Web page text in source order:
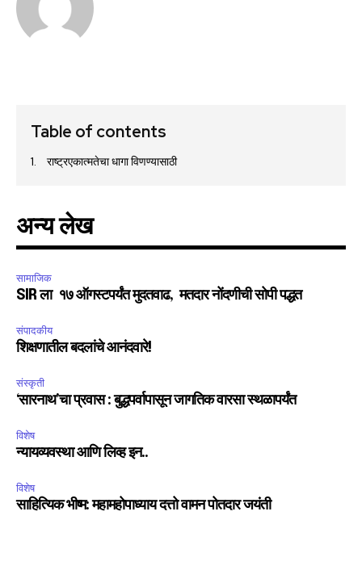
Table of contents
राष्ट्रएकात्मतेचा धागा विणण्यासाठी
अन्य लेख
सामाजिक
SIR ला १७ ऑगस्टपर्यंत मुदतवाढ, मतदार नोंदणीची सोपी पद्धत
संपादकीय
शिक्षणातील बदलांचे आनंदवारे!
संस्कृती
‘सारनाथ’चा प्रवास : बुद्धपर्वापासून जागतिक वारसा स्थळापर्यंत
विशेष
न्यायव्यवस्था आणि लिव्ह इन..
विशेष
साहित्यिक भीष्म: महामहोपाध्याय दत्तो वामन पोतदार जयंती